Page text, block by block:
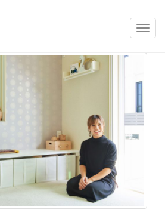
ナ
ン
え